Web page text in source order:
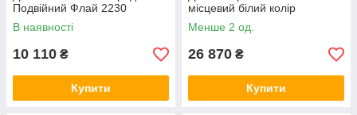
Подвійний Флай 2230
В наявності
10 110 ₴
Купити
місцевий білий колір
Менше 2 од.
26 870 ₴
Купити